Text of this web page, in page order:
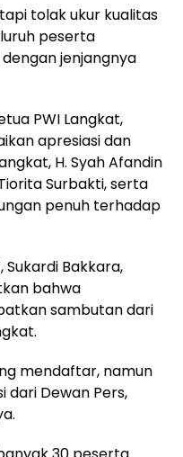
tolak ukur kualitas
peserta
jenjangnya
PWI Langkat,
apresiasi dan
H. Syah Afandin
Surbakti, serta
penuh terhadap
Sukardi Bakkara,
bahwa
sambutan dari
mendaftar, namun
dari Dewan Pers,